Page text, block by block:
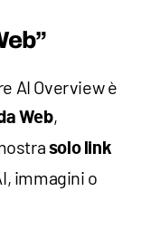
AI Overview è
Web,
solo link
immagini o